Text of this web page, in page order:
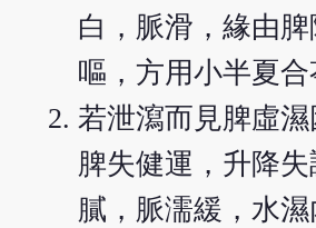
白，脈滑，緣由
嘔，方用小半夏合
若泄瀉而見脾虛
脾失健運，升降
膩，脈濡緩，水